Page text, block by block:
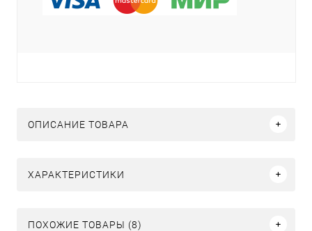
ОПИСАНИЕ ТОВАРА
ХАРАКТЕРИСТИКИ
ПОХОЖИЕ ТОВАРЫ (8)